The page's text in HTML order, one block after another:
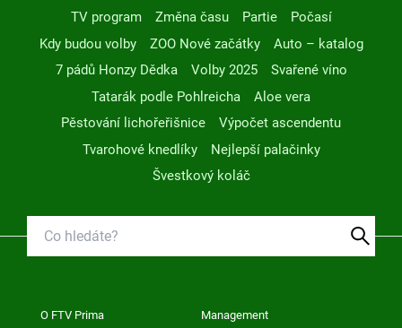
TV program
Změna času Partie
Počasí
Kdy budou volby
ZOO Nové začátky
Auto – katalog
7 pádů Honzy Dědka
Volby 2025
Svařené víno
Tatarák podle Pohlreicha
Aloe vera
Pěstování lichořeřišnice
Výpočet ascendentu
Tvarohové knedlíky
Nejlepší palačinky
Švestkový koláč
O FTV Prima Management